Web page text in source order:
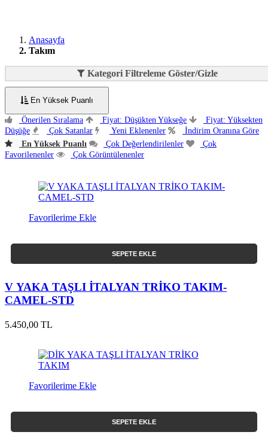
Anasayfa
Takım
Kategori Filtreleme Göster/Gizle
En Yüksek Puanlı
Önerilen Sıralama Fiyat: Düşükten Yükseğe
Fiyat: Yüksekten
Düşüğe
Çok Satanlar Yeni Eklenenler
İndirim Oranına Göre
En Yüksek Puanlı
Çok Değerlendirilenler
Çok
Favorilenenler
Çok Görüntülenenler
Favorilerime Ekle
SEPETE EKLE
V YAKA TAŞLI İTALYAN TRİKO TAKIM-
CAMEL-STD
5.450,00 TL
Favorilerime Ekle
SEPETE EKLE